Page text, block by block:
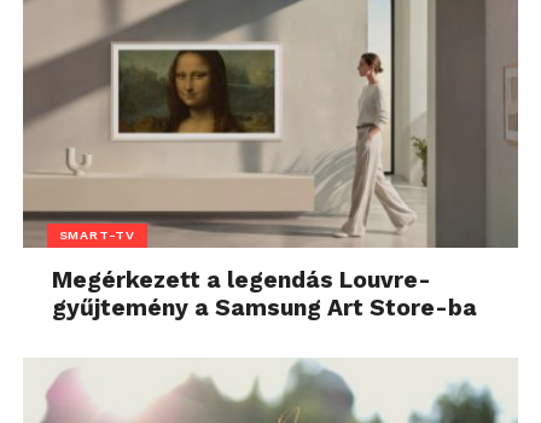
SMART-TV
Megérkezett a legendás Louvre-
gyűjtemény a Samsung Art Store-ba